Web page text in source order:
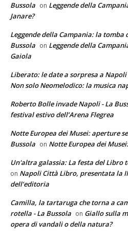
Bussola on Leggende della
Janare?
Leggende della Campania: la tomba
Bussola on Leggende della
Gaiola
Liberato: le date a sorpresa a
Non solo Neomelodico: la musica
Roberto Bolle invade Napoli - La
festival estivo dell’Arena Flegrea
Notte Europea dei Musei: aperture
Bussola on Notte Europea dei
Un'altra galassia: La festa del Libro
on Napoli Città Libro, presentata la
dell’editoria
Camilla, la tartaruga che torna a
rotella - La Bussola on Giallo sulla
opera di vandali o della natura?